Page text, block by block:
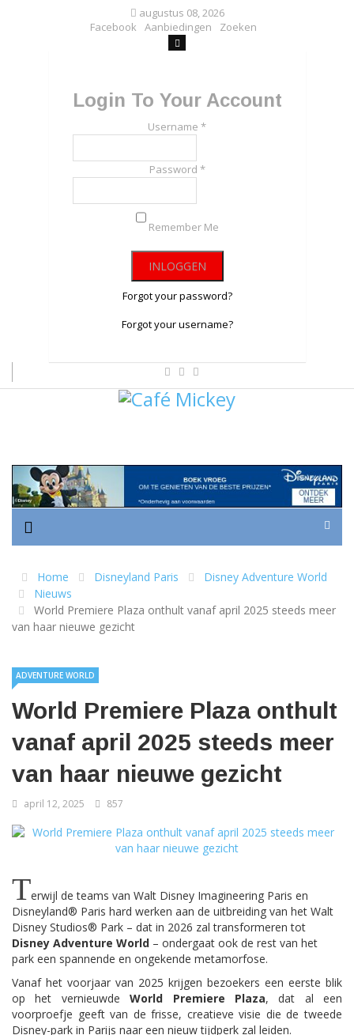
augustus 08, 2026
Facebook
Aanbiedingen Zoeken
Login To Your Account
Username *
Password *
Remember Me
Forgot your password?
Forgot your username?
Home Disneyland Paris
Disney Adventure World
Nieuws
World Premiere Plaza onthult vanaf april 2025 steeds meer
van haar nieuwe gezicht
ADVENTURE WORLD
World Premiere Plaza onthult
vanaf april 2025 steeds meer
van haar nieuwe gezicht
april 12, 2025 857
Terwijl de teams van Walt Disney Imagineering Paris en
Disneyland® Paris hard werken aan de uitbreiding van het Walt
Disney Studios® Park – dat in 2026 zal transformeren tot
Disney Adventure World – ondergaat ook de rest van het
park een spannende en ongekende metamorfose.
Vanaf het voorjaar van 2025 krijgen bezoekers een eerste blik
op het vernieuwdeWorld Premiere Plaza, dat al een
voorproefje geeft van de frisse, creatieve visie die de tweede
Disney-park in Parijs naar een nieuw tijdperk zal leiden.